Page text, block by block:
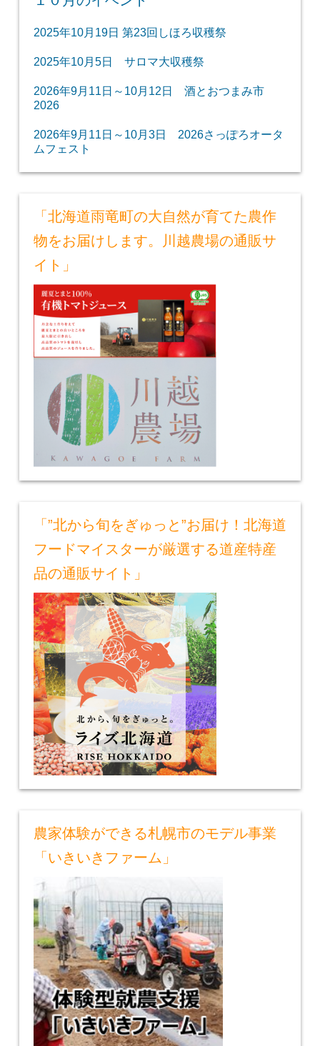
2025年10月19日 第23回しほろ収穫祭
2025年10月5日 サロマ大収穫祭
2026年9月11日～10月12日 酒とおつまみ市
2026
2026年9月11日～10月3日 2026さっぽろオータ
ムフェスト
「北海道雨竜町の大自然が育てた農作
物をお届けします。川越農場の通販サ
イト」
「”北から旬をぎゅっと”お届け！北海道
フードマイスターが厳選する道産特産
品の通販サイト」
農家体験ができる札幌市のモデル事業
「いきいきファーム」